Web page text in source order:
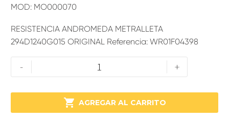
MOD: MO000070
RESISTENCIA ANDROMEDA METRALLETA
294D1240G015 ORIGINAL Referencia: WR01F04398
- +
 AGREGAR AL CARRITO